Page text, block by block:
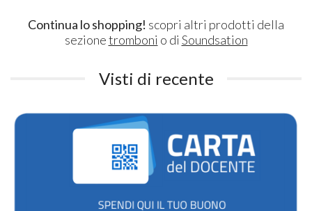
Continua lo shopping! scopri altri prodotti della
sezionetromboni o di Soundsation
Visti di recente